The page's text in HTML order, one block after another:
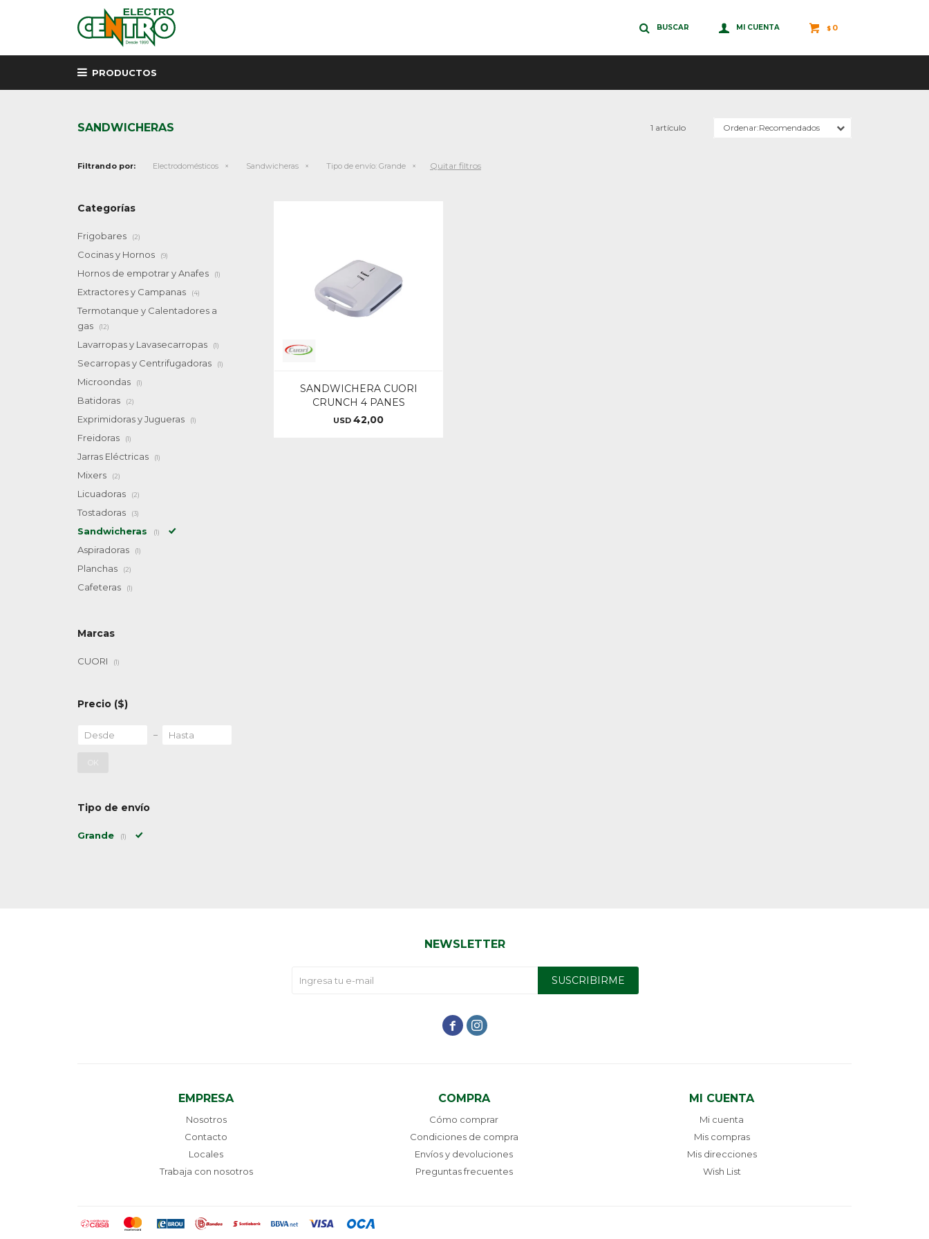
PRODUCTOS
$ 0
SANDWICHERAS 1 artículo Recomendados
Filtrando por: Electrodomésticos Sandwicheras Tipo de envío: Grande Quitar filtros
SANDWICHERA CUORI
CRUNCH 4 PANES
USD 42,00
Categorías
Frigobares (2)
Cocinas y Hornos (9)
Hornos de empotrar y Anafes (1)
Extractores y Campanas (4)
Termotanque y Calentadores a
gas
(12)
Lavarropas y Lavasecarropas (1)
Secarropas y Centrifugadoras (1)
Microondas (1)
Batidoras (2)
Exprimidoras y Jugueras (1)
Freidoras (1)
Jarras Eléctricas (1)
Mixers (2)
Licuadoras (2)
Tostadoras (3)
Sandwicheras (1)
Aspiradoras (1)
Planchas (2)
Cafeteras (1)
Marcas
CUORI (1)
Precio ($)
OK
Tipo de envío
Grande (1)
EMPRESA
Nosotros
Contacto
Locales
Trabaja con nosotros
COMPRA
Cómo comprar
Condiciones de compra
Envíos y devoluciones
Preguntas frecuentes
MI CUENTA
Mi cuenta
Mis compras
Mis direcciones
Wish List
NEWSLETTER
SUSCRIBIRME
 